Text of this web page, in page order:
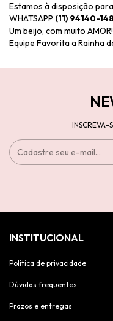
Estamos à disposição
WHATSAPP (11) 94140-
Um beijo, com muito AMOR!
Equipe Favorita a Rainha
INSCREVA-
INSTITUCIONAL
Política de privacidade
Dúvidas frequentes
Prazos e entregas